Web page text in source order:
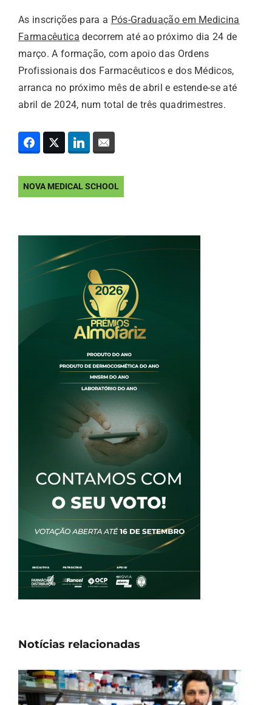
As inscrições para a Pós-Graduação em Medicina
Farmacêutica decorrem até ao próximo dia 24 de
março. A formação, com apoio das Ordens
Profissionais dos Farmacêuticos e dos Médicos,
arranca no próximo mês de abril e estende-se até
abril de 2024, num total de três quadrimestres.
NOVA MEDICAL SCHOOL
Notícias relacionadas